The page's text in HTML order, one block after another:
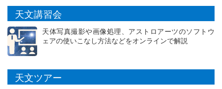
天文講習会
天体写真撮影や画像処理、アストロアーツのソフトウ
ェアの使いこなし方法などをオンラインで解説
天文ツアー